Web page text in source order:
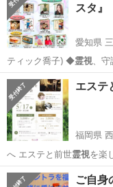
スタ』
愛知県
ティック喬子) ◆霊視、守
世占い(かやこ…
愛知 尾張旭市
エステ
福岡県
へ エステと前世霊視
去世からの… ✨エステ ×
福岡 福岡市 西新駅
ご自身